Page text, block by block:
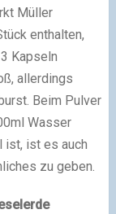
Müller
enthalten,
Kapseln
allerdings
Beim Pulver
Wasser
ist, ist es auch
zu geben.